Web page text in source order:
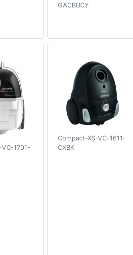
GACBUCY
1701-
Compact-XS-VC-1611-
CXBK